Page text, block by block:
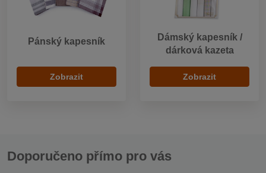
Pánský kapesník
Zobrazit
Dámský kapesník /
dárková kazeta
Zobrazit
Doporučeno přímo pro vás